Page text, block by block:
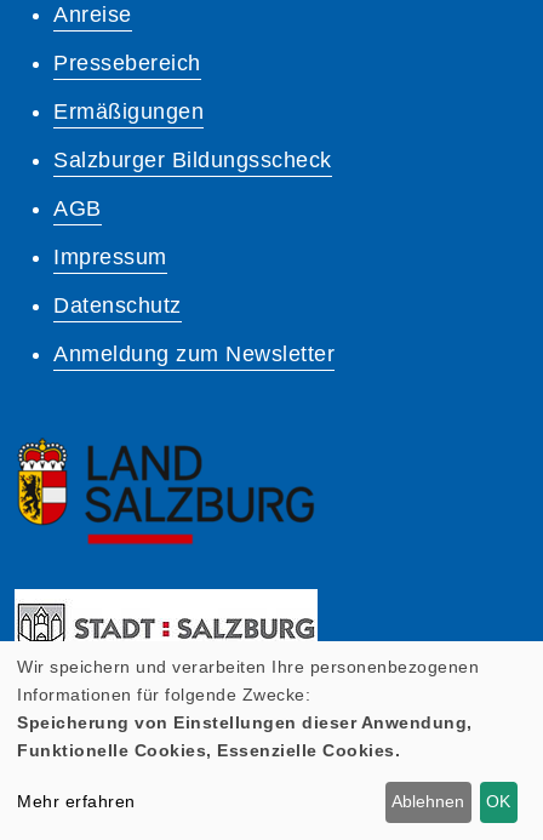
Anreise
Pressebereich
Ermäßigungen
Salzburger Bildungsscheck
AGB
Impressum
Datenschutz
Anmeldung zum Newsletter
Wir speichern und verarbeiten Ihre personenbezogenen
Informationen für folgende Zwecke:
Speicherung von Einstellungen dieser Anwendung,
Funktionelle Cookies, Essenzielle Cookies.
Mehr erfahren Ablehnen OK